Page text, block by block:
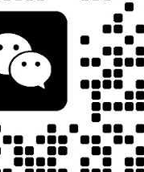
机 金属分离器 混料机
案号：鲁ICP备